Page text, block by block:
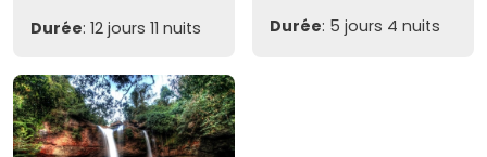
Durée: 12 jours 11 nuits
Durée: 5 jours 4 nuits